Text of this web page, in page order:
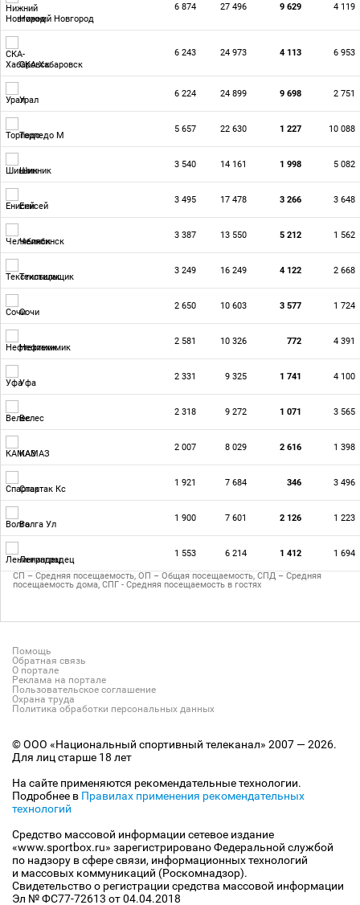
Нижний Новгород
6 874 27 496 9 629 4 119
СКА-Хабаровск
6 243 24 973 4 113 6 953
Урал
6 224 24 899 9 698 2 751
Торпедо М
5 657 22 630 1 227 10 088
Шинник
3 540 14 161 1 998 5 082
Енисей
3 495 17 478 3 266 3 648
Челябинск
3 387 13 550 5 212 1 562
Текстильщик
3 249 16 249 4 122 2 668
Сочи
2 650 10 603 3 577 1 724
Нефтехимик
2 581 10 326 772 4 391
Уфа
2 331 9 325 1 741 4 100
Велес
2 318 9 272 1 071 3 565
КАМАЗ
2 007 8 029 2 616 1 398
Спартак Кс
1 921 7 684 346 3 496
Волга Ул
1 900 7 601 2 126 1 223
Ленинградец
1 553 6 214 1 412 1 694
СП – Средняя посещаемость, ОП – Общая посещаемость, СПД – Средняя
посещаемость дома, СПГ - Средняя посещаемость в гостях
Помощь
Обратная связь
О портале
Реклама на портале
Пользовательское соглашение
Охрана труда
Политика обработки персональных данных
© ООО «Национальный спортивный телеканал» 2007 — 2026.
Для лиц старше 18 лет
На сайте применяются рекомендательные технологии.
Подробнее в Правилах применения рекомендательных
технологий
Средство массовой информации сетевое издание
«www.sportbox.ru» зарегистрировано Федеральной службой
по надзору в сфере связи, информационных технологий
и массовых коммуникаций (Роскомнадзор).
Свидетельство о регистрации средства массовой информации
Эл № ФС77-72613 от 04.04.2018